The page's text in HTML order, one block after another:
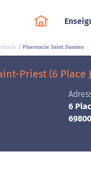
Pharmacie Saint Damien
Priest (6 Place
6